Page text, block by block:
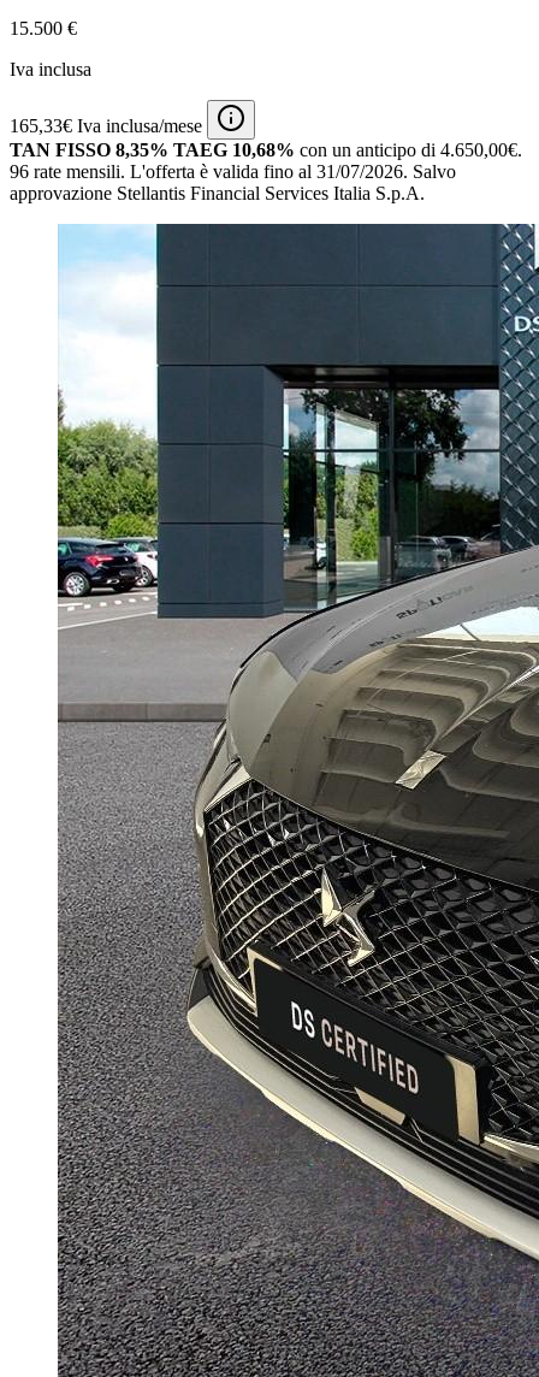
15.500 €
Iva inclusa
165,33€ Iva inclusa/mese
TAN FISSO 8,35% TAEG 10,68% con un anticipo di 4.650,00€.
96 rate mensili. L'offerta è valida fino al 31/07/2026. Salvo
approvazione Stellantis Financial Services Italia S.p.A.